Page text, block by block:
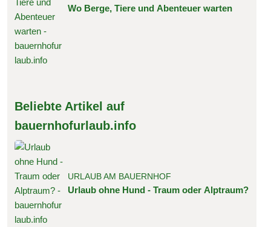
Wo Berge, Tiere und Abenteuer warten
Beliebte Artikel auf
bauernhofurlaub.info
URLAUB AM BAUERNHOF
Urlaub ohne Hund - Traum oder Alptraum?